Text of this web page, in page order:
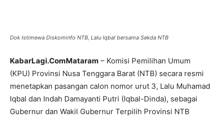
Dok Istimewa Diskominfo NTB, Lalu Iqbal bersama Sekda NTB
KabarLagi.ComMataram – Komisi Pemilihan Umum
(KPU) Provinsi Nusa Tenggara Barat (NTB) secara resmi
menetapkan pasangan calon nomor urut 3, Lalu Muhamad
Iqbal dan Indah Damayanti Putri (Iqbal-Dinda), sebagai
Gubernur dan Wakil Gubernur Terpilih Provinsi NTB